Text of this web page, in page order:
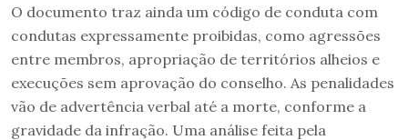
O documento traz ainda um código de conduta com
condutas expressamente proibidas, como agressões
entre membros, apropriação de territórios alheios e
execuções sem aprovação do conselho. As penalidades
vão de advertência verbal até a morte, conforme a
gravidade da infração. Uma análise feita pela